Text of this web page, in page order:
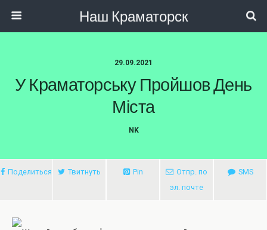
Наш Краматорск
29.09.2021
У Краматорську Пройшов День
Міста
NK
Поделиться Твитнуть Pin
Отпр. по
эл. почте
SMS